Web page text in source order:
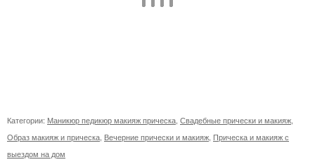
Категории: Маникюр педикюр макияж прическа Свадебные прически и макияж
Образ макияж и прическа Вечерние прически и макияж Прическа и макияж с
выездом на дом